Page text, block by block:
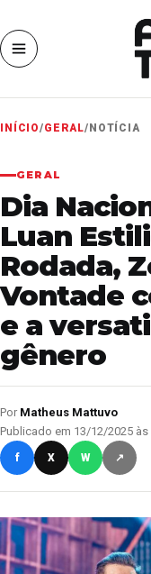
INÍCIO/GERAL/ NOTÍCIA
GERAL
Dia
Luan
Rodada,
Vontade
e a
gênero
Por Matheus Mattuvo
Publicado em 13/12/2025 às
f X W ↗